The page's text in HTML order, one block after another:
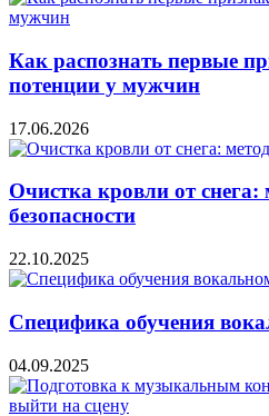
Как распознать первые
потенции у мужчин
17.06.2026
Очистка кровли от
безопасности
22.10.2025
Специфика обучения
04.09.2025